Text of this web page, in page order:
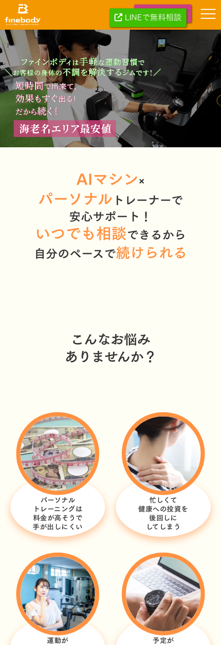
無料体験する
LINEで無料相談
AIマシン×
パーソナル トレーナーで
安心サポート！
いつでも相談できるから
自分のペースで続けられる
こんなお悩み
ありませんか？
パーソナル
トレーニングは
料金が高そうで
手が出しにくい
忙しくて
健康への投資を
後回しに
してしまう
運動が
予定が